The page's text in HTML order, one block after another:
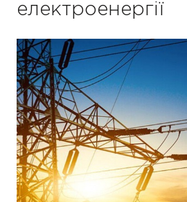
електроенергії